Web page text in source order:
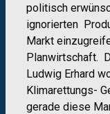
politisch
ignorierten
Markt
Planwirtschaft.
Ludwig Erhard
Klimarettungs-
gerade diese